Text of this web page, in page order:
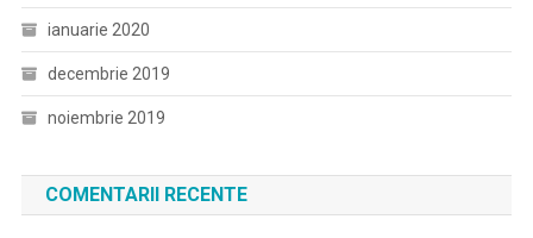
ianuarie 2020
decembrie 2019
noiembrie 2019
COMENTARII RECENTE